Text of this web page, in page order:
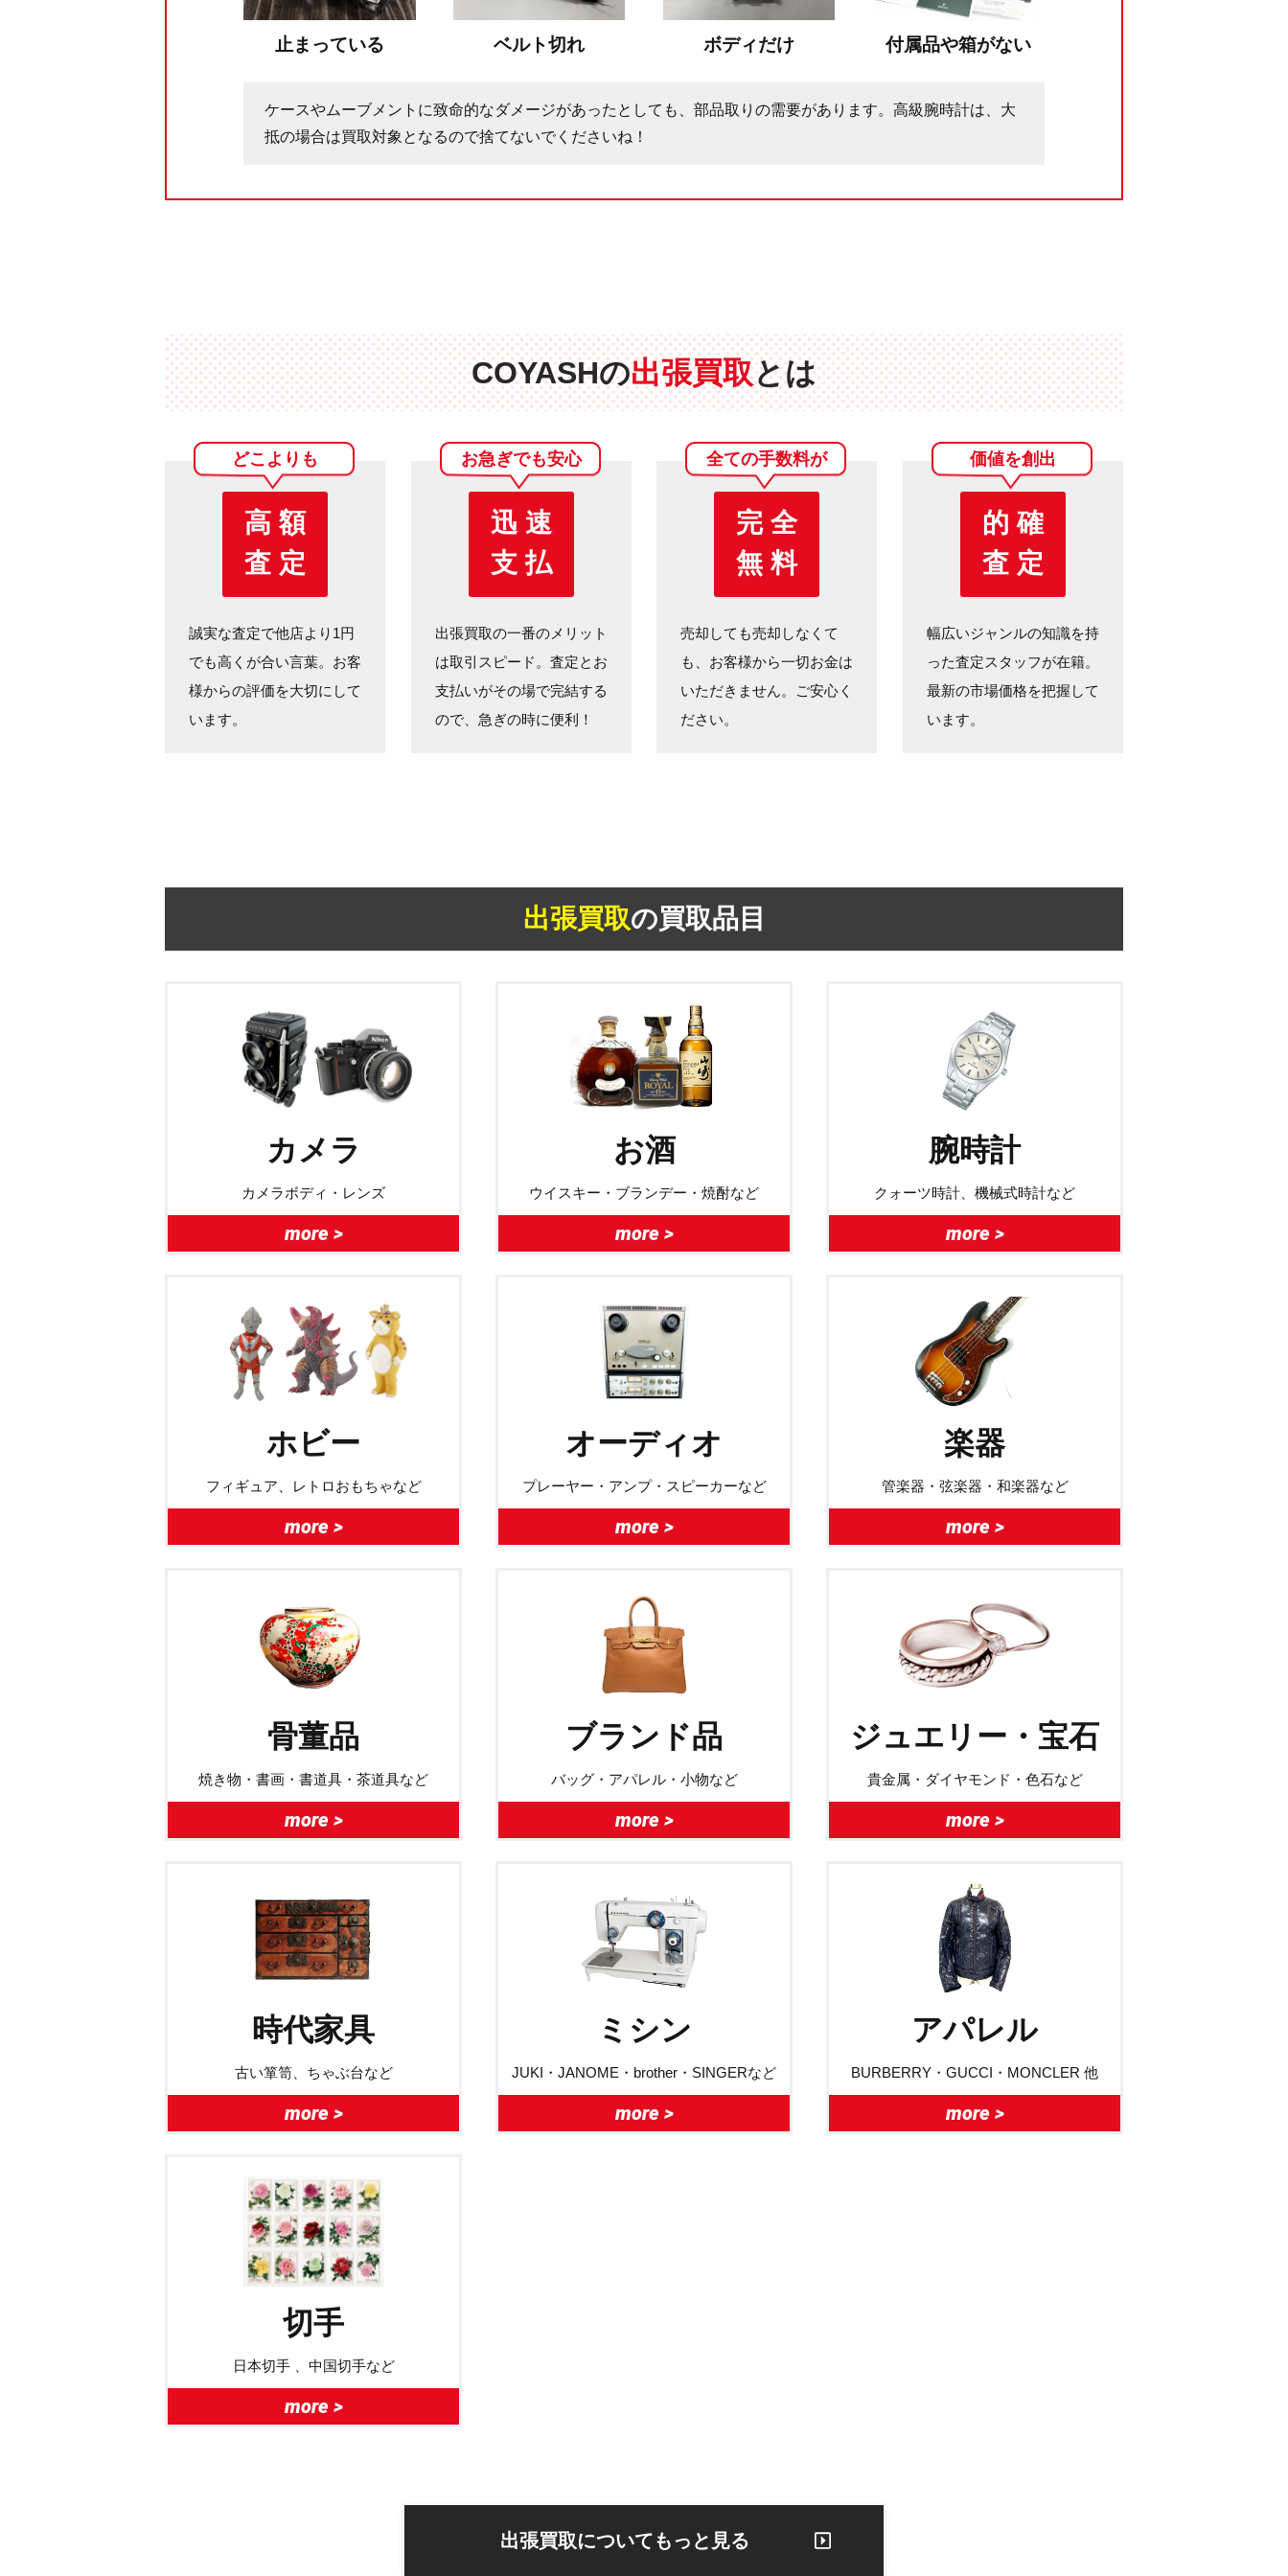
止まっている ベルト切れ ボディだけ 付属品や箱がない
ケースやムーブメントに致命的なダメージがあったとしても、部品取りの需要があります。高級腕時計は、大
抵の場合は買取対象となるので捨てないでくださいね！
COYASHの出張買取とは
どこよりも
高 額
査 定
誠実な査定で他店より1円
でも高くが合い言葉。お客
様からの評価を大切にして
います。
お急ぎでも安心
迅 速
支 払
出張買取の一番のメリット
は取引スピード。査定とお
支払いがその場で完結する
ので、急ぎの時に便利！
全ての手数料が
完 全
無 料
売却しても売却しなくて
も、お客様から一切お金は
いただきません。ご安心く
ださい。
価値を創出
的 確
査 定
幅広いジャンルの知識を持
った査定スタッフが在籍。
最新の市場価格を把握して
います。
出張買取の買取品目
カメラ
カメラボディ・レンズ
more >
お酒
ウイスキー・ブランデー・焼酎など
more >
腕時計
クォーツ時計、機械式時計など
more >
ホビー
フィギュア、レトロおもちゃなど
more >
オーディオ
プレーヤー・アンプ・スピーカーなど
more >
楽器
管楽器・弦楽器・和楽器など
more >
骨董品
焼き物・書画・書道具・茶道具など
more >
ブランド品
バッグ・アパレル・小物など
more >
ジュエリー・宝石
貴金属・ダイヤモンド・色石など
more >
時代家具
古い箪笥、ちゃぶ台など
more >
ミシン
JUKI・JANOME・brother・SINGERなど
more >
アパレル
BURBERRY・GUCCI・MONCLER 他
more >
切手
日本切手 、中国切手など
more >
出張買取についてもっと見る